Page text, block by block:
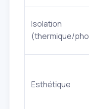
Isolation
(thermique/
Esthétique